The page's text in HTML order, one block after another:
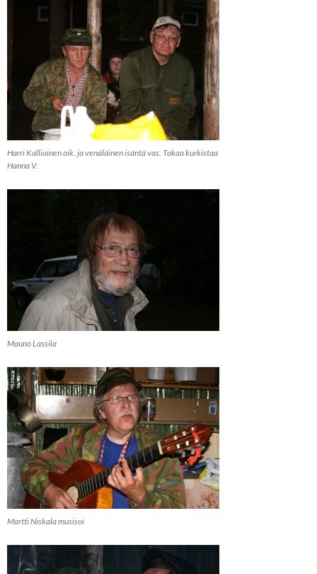
Harri Kalliainen oik. ja venäläinen isäntä vas. Takaa kurkistaa
Hanna V.
Mauno Lassila
Martti Niskala musisoi